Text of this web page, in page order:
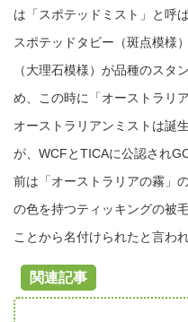
は「スポテッドミスト」と呼
スポテッドタビー（斑点模様
（大理石模様）が品種のスタ
め、この時に「オーストラリ
オーストラリアンミストは誕
が、WCFとTICAに公認され
前は「オーストラリアの霧」
の色を持つティッキングの被
ことから名付けられたと言わ
関連記事